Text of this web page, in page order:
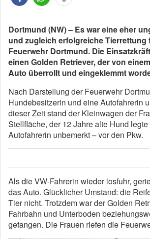
Dortmund (NW) – Es war eine eher
und zugleich erfolgreiche Tierrettung
Feuerwehr Dortmund. Die
einen Golden Retriever, der von
Auto überrollt und eingeklemmt
Nach Darstellung der Feuerwehr
Hundebesitzerin und eine Autofahrerin
dieser Zeit stand der Kleinwagen der
Stellfläche, der 12 Jahre alte Hund
Autofahrerin unbemerkt – vor den Pkw.
Als die VW-Fahrerin wieder losfuhr,
das Auto. Glücklicher Umstand: die
Tier nicht. Trotzdem war der Golden
Fahrbahn und Unterboden
gefangen. Die Frauen riefen die